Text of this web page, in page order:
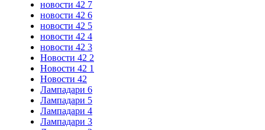
новости 42 7
новости 42 6
новости 42 5
новости 42 4
новости 42 3
Новости 42 2
Новости 42 1
Новости 42
Лампадари 6
Лампадари 5
Лампадари 4
Лампадари 3